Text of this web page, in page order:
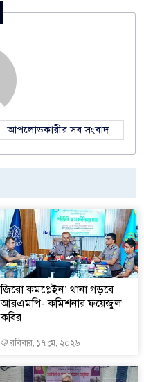
আপলোডকারীর সব সংবাদ
জিরো কমপ্লেইন’ থানা গড়বে
আরএমপি- কমিশনার ফয়েজুল
কবির
রবিবার, ১৭ মে, ২০২৬